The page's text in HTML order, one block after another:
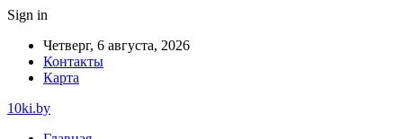
Sign in
Четверг, 6 августа, 2026
Контакты
Карта
10ki.by